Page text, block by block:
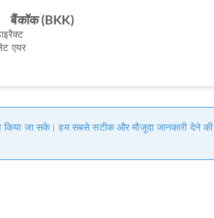
बैंकॉक (BKK)
एयर
जा सके। हम सबसे सटीक और मौजूदा जानकारी देने की